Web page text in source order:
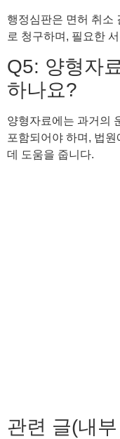
행정심판은 면허 취소
로 청구하며, 필요한
Q5: 양형자
하나요?
양형자료에는 과거의
포함되어야 하며, 법
데 도움을 줍니다.
관련 글(내